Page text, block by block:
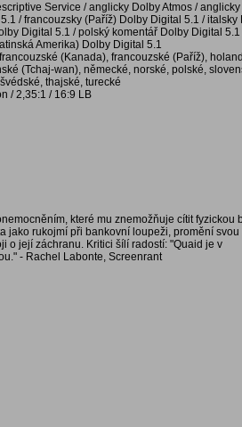
Service / anglicky Dolby Atmos /
/ francouzsky (Paříž) Dolby Digital 5.1 / italsky
Digital 5.1 / polský komentář Dolby Digital
Amerika) Dolby Digital 5.1
(Kanada), francouzské (Paříž),
(Tchaj-wan), německé, norské, polské,
thajské, turecké
/ 2,35:1 / 16:9 LB
které mu znemožňuje cítit fyzickou
jako rukojmí při bankovní loupeži, promění
o její záchranu. Kritici šílí radostí: "Quaid je v
- Rachel Labonte, Screenrant